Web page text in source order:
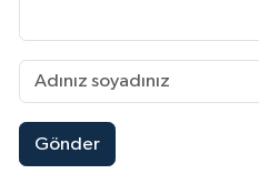
Gönder